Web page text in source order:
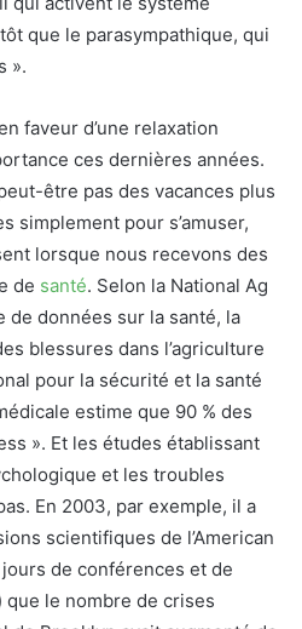
que le parasympathique, qui
».
faveur d’une relaxation
ces dernières années.
être pas des vacances plus
simplement pour s’amuser,
lorsque nous recevons des
de santé. Selon la National Ag
de données sur la santé, la
blessures dans l’agriculture
pour la sécurité et la santé
estime que 90 % des
». Et les études établissant
et les troubles
En 2003, par exemple, il a
scientifiques de l’American
de conférences et de
que le nombre de crises